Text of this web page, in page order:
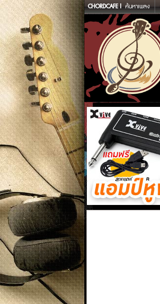
CHORDCAFE ค้นหาเพลง
แอมป์หูฟัง